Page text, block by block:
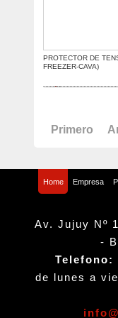
PROTECTOR DE
FREEZER-CAVA)
Primero
Home Empresa
Av. Jujuy Nº
-
Telefono:
de lunes a